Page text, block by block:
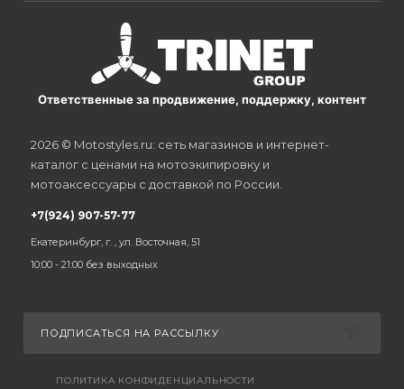
Ответственные за продвижение, поддержку, контент
2026 © Motostyles.ru: сеть магазинов и интернет-
каталог с ценами на мотоэкипировку и
мотоаксессуары с доставкой по России.
+7(924) 907-57-77
Екатеринбург, г. , ул. Восточная, 51
10:00 - 21:00 без выходных
ПОДПИСАТЬСЯ НА РАССЫЛКУ
ПОЛИТИКА КОНФИДЕНЦИАЛЬНОСТИ